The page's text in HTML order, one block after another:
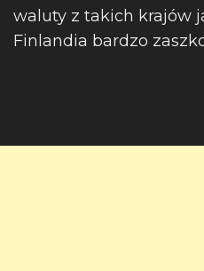
waluty z takich krajów
Finlandia bardzo